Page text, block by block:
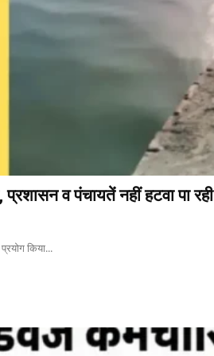
व पंचायतें नहीं हटवा पा रही
किया...